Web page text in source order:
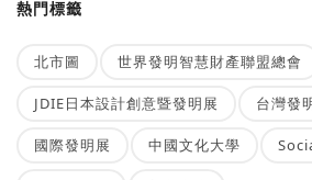
熱門標籤
北市圖 世界發明智慧財產聯盟總會
JDIE日本設計創意暨發明展 台灣發
國際發明展 中國文化大學